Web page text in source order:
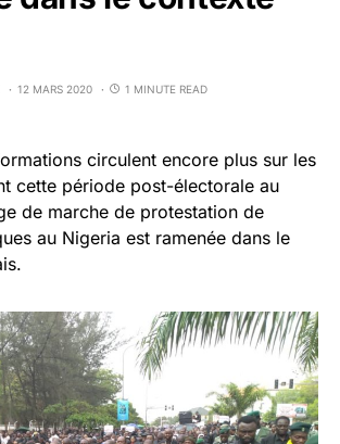
12 MARS 2020 1 MINUTE READ
circulent encore plus sur les
cette période post-électorale au
de marche de protestation de
au Nigeria est ramenée dans le